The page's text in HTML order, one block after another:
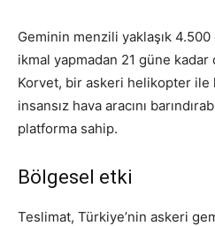
Geminin menzili yaklaşık
ikmal yapmadan 21 güne
Korvet, bir askeri helikopter ile
insansız hava aracını
platforma sahip.
Bölgesel etki
Teslimat, Türkiye’nin askeri